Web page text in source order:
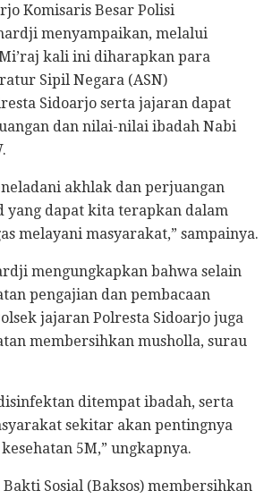
Komisaris Besar Polisi
menyampaikan, melalui
kali ini diharapkan para
Sipil Negara (ASN)
Sidoarjo serta jajaran dapat
dan nilai-nilai ibadah Nabi
akhlak dan perjuangan
yang dapat kita terapkan dalam
melayani masyarakat,” sampainya.
mengungkapkan bahwa selain
pengajian dan pembacaan
jajaran Polresta Sidoarjo juga
membersihkan musholla, surau
ditempat ibadah, serta
sekitar akan pentingnya
5M,” ungkapnya.
Sosial (Baksos) membersihkan